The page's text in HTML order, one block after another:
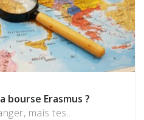
bourse Erasmus ?
mais tes...